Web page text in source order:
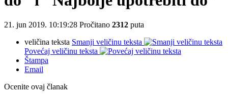
21. jun 2019. 10:19:28 Pročitano 2312 puta
veličina teksta Smanji veličinu teksta
Povećaj veličinu teksta
Štampa
Email
Ocenite ovaj članak